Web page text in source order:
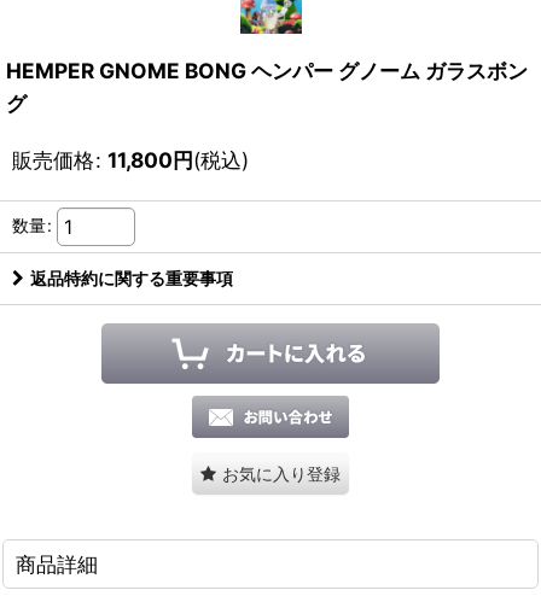
HEMPER GNOME BONG ヘンパー グノーム ガラスボン
グ
販売価格: 11,800円(税込)
数量:
返品特約に関する重要事項
お気に入り登録
商品詳細